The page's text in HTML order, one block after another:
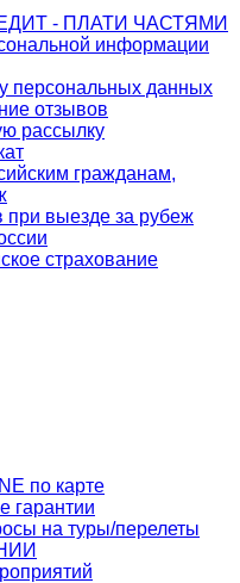
- ПЛАТИ ЧАСТЯМИ
информации
персональных данных
отзывов
рассылку
гражданам,
при выезде за рубеж
страхование
по карте
гарантии
на туры/перелеты